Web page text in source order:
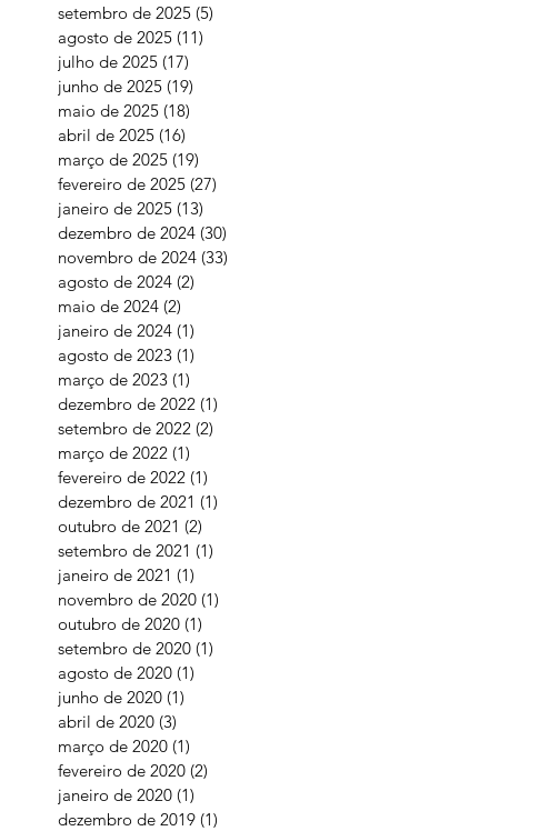
setembro de 2025 (5)
agosto de 2025 (11)
julho de 2025 (17)
junho de 2025 (19)
maio de 2025 (18)
abril de 2025 (16)
março de 2025 (19)
fevereiro de 2025 (27)
janeiro de 2025 (13)
dezembro de 2024 (30)
novembro de 2024 (33)
agosto de 2024 (2)
maio de 2024 (2)
janeiro de 2024 (1)
agosto de 2023 (1)
março de 2023 (1)
dezembro de 2022 (1)
setembro de 2022 (2)
março de 2022 (1)
fevereiro de 2022 (1)
dezembro de 2021 (1)
outubro de 2021 (2)
setembro de 2021 (1)
janeiro de 2021 (1)
novembro de 2020 (1)
outubro de 2020 (1)
setembro de 2020 (1)
agosto de 2020 (1)
junho de 2020 (1)
abril de 2020 (3)
março de 2020 (1)
fevereiro de 2020 (2)
janeiro de 2020 (1)
dezembro de 2019 (1)